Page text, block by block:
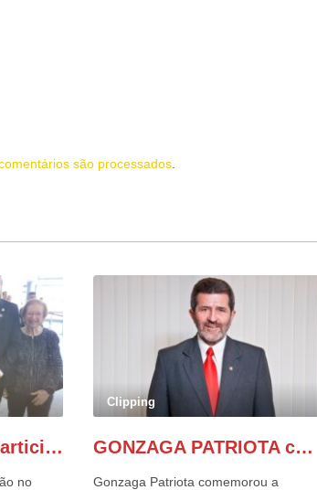
são processados
Gonzaga Patriota participa de evento em prol do desenvolvimento do Nordeste
no
Clipping
GONZAGA PATRIOTA comemora o retorno da FUNASA
Gonzaga Patriota comemorou a